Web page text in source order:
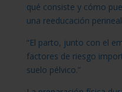
qué consiste y cómo
una reeducación
“El parto, junto con el
factores de riesgo
suelo pélvico.”